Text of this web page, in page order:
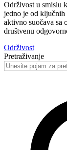
Održivost u smislu
jedno je od
aktivno suočava sa
društvenu
Održivost
Pretraživanje